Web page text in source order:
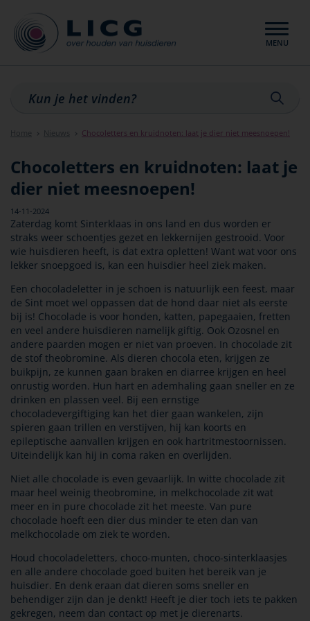
MENU
Sluiten
Home Nieuws Chocoletters en kruidnoten: laat je dier niet meesnoepen!
Chocoletters en kruidnoten: laat je
dier niet meesnoepen!
14-11-2024
Zaterdag komt Sinterklaas in ons land en dus worden er
straks weer schoentjes gezet en lekkernijen gestrooid. Voor
wie huisdieren heeft, is dat extra opletten! Want wat voor ons
lekker snoepgoed is, kan een huisdier heel ziek maken.
Een chocoladeletter in je schoen is natuurlijk een feest, maar
de Sint moet wel oppassen dat de hond daar niet als eerste
bij is! Chocolade is voor honden, katten, papegaaien, fretten
en veel andere huisdieren namelijk giftig. Ook Ozosnel en
andere paarden mogen er niet van proeven. In chocolade zit
de stof theobromine. Als dieren chocola eten, krijgen ze
buikpijn, ze kunnen gaan braken en diarree krijgen en heel
onrustig worden. Hun hart en ademhaling gaan sneller en ze
drinken en plassen veel. Bij een ernstige
chocoladevergiftiging kan het dier gaan wankelen, zijn
spieren gaan trillen en verstijven, hij kan koorts en
epileptische aanvallen krijgen en ook hartritmestoornissen.
Uiteindelijk kan hij in coma raken en overlijden.
Niet alle chocolade is even gevaarlijk. In witte chocolade zit
maar heel weinig theobromine, in melkchocolade zit wat
meer en in pure chocolade zit het meeste. Van pure
chocolade hoeft een dier dus minder te eten dan van
melkchocolade om ziek te worden.
Houd chocoladeletters, choco-munten, choco-sinterklaasjes
en alle andere chocolade goed buiten het bereik van je
huisdier. En denk eraan dat dieren soms sneller en
behendiger zijn dan je denkt! Heeft je dier toch iets te pakken
gekregen, neem dan contact op met je dierenarts.